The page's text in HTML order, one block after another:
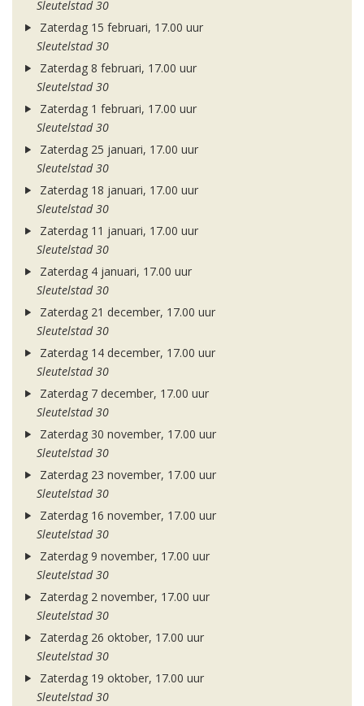
Sleutelstad 30
Zaterdag 15 februari, 17.00 uur
Sleutelstad 30
Zaterdag 8 februari, 17.00 uur
Sleutelstad 30
Zaterdag 1 februari, 17.00 uur
Sleutelstad 30
Zaterdag 25 januari, 17.00 uur
Sleutelstad 30
Zaterdag 18 januari, 17.00 uur
Sleutelstad 30
Zaterdag 11 januari, 17.00 uur
Sleutelstad 30
Zaterdag 4 januari, 17.00 uur
Sleutelstad 30
Zaterdag 21 december, 17.00 uur
Sleutelstad 30
Zaterdag 14 december, 17.00 uur
Sleutelstad 30
Zaterdag 7 december, 17.00 uur
Sleutelstad 30
Zaterdag 30 november, 17.00 uur
Sleutelstad 30
Zaterdag 23 november, 17.00 uur
Sleutelstad 30
Zaterdag 16 november, 17.00 uur
Sleutelstad 30
Zaterdag 9 november, 17.00 uur
Sleutelstad 30
Zaterdag 2 november, 17.00 uur
Sleutelstad 30
Zaterdag 26 oktober, 17.00 uur
Sleutelstad 30
Zaterdag 19 oktober, 17.00 uur
Sleutelstad 30